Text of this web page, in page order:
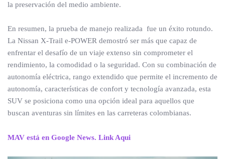
la preservación del medio ambiente.
En resumen, la prueba de manejo realizada fue un éxito rotundo.
La Nissan X-Trail e-POWER demostró ser más que capaz de
enfrentar el desafío de un viaje extenso sin comprometer el
rendimiento, la comodidad o la seguridad. Con su combinación de
autonomía eléctrica, rango extendido que permite el incremento de
autonomía, características de confort y tecnología avanzada, esta
SUV se posiciona como una opción ideal para aquellos que
buscan aventuras sin límites en las carreteras colombianas.
MAV está en Google News. Link Aqui